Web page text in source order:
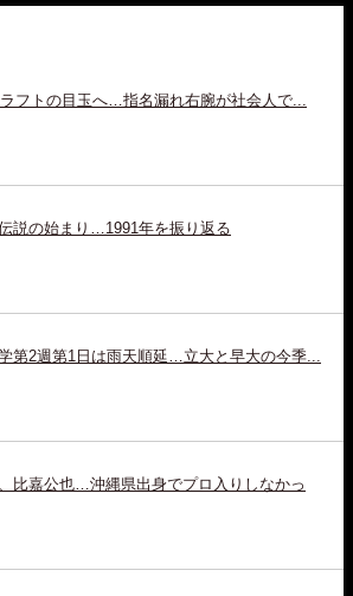
フトの目玉へ…指名漏れ右腕が社会人で...
説の始まり…1991年を振り返る
第2週第1日は雨天順延…立大と早大の今季...
比嘉公也…沖縄県出身でプロ入りしなかっ